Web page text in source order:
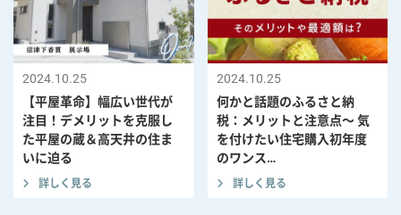
2024.10.25
【平屋革命】幅広い世代が
注目！デメリットを克服し
た平屋の蔵＆高天井の住ま
いに迫る
詳しく見る
2024.10.25
何かと話題のふるさと納
税：メリットと注意点～ 気
を付けたい住宅購入初年度
のワンス…
詳しく見る